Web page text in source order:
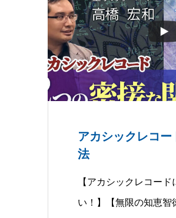
アカシックレコ
法
【アカシックレコー
い！】【無限の知恵智